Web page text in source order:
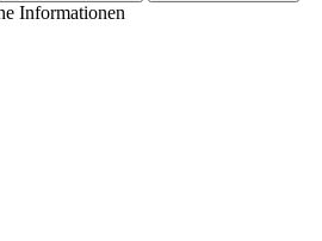
Informationen